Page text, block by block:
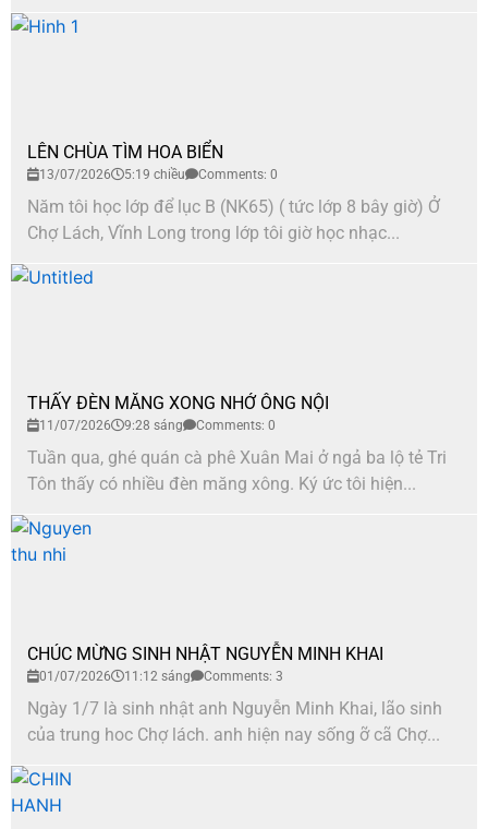
LÊN CHÙA TÌM HOA BIỂN
13/07/2026 5:19 chiều Comments: 0
Năm tôi học lớp để lục B (NK65) ( tức lớp 8 bây giờ) Ở
Chợ Lách, Vĩnh Long trong lớp tôi giờ học nhạc...
THẤY ĐÈN MĂNG XONG NHỚ ÔNG NỘI
11/07/2026 9:28 sáng Comments: 0
Tuần qua, ghé quán cà phê Xuân Mai ở ngả ba lộ tẻ Tri
Tôn thấy có nhiều đèn măng xông. Ký ức tôi hiện...
CHÚC MỪNG SINH NHẬT NGUYỄN MINH KHAI
01/07/2026 11:12 sáng Comments: 3
Ngày 1/7 là sinh nhật anh Nguyễn Minh Khai, lão sinh
của trung hoc Chợ lách. anh hiện nay sống ỡ cã Chợ...